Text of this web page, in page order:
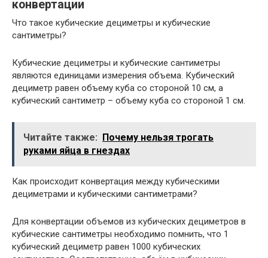
конвертации
Что такое кубические дециметры и кубические
сантиметры?
Кубические дециметры и кубические сантиметры
являются единицами измерения объема. Кубический
дециметр равен объему куба со стороной 10 см, а
кубический сантиметр – объему куба со стороной 1 см.
Читайте также: Почему нельзя трогать
руками яйца в гнездах
Как происходит конвертация между кубическими
дециметрами и кубическими сантиметрами?
Для конвертации объемов из кубических дециметров в
кубические сантиметры необходимо помнить, что 1
кубический дециметр равен 1000 кубических